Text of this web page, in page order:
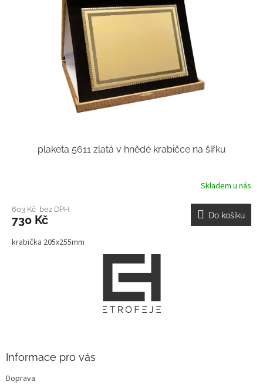
plaketa 5611 zlatá v hnědé krabičce na šířku
Skladem u nás
603 Kč bez DPH
730 Kč Do košíku
krabička 205x255mm
Informace pro vás
Doprava